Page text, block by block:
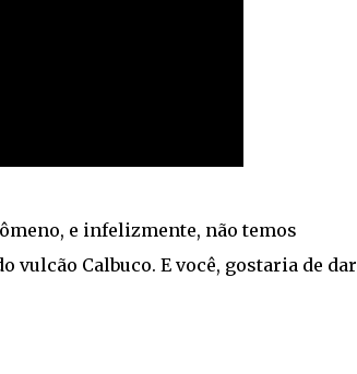
e infelizmente, não temos
vulcão Calbuco. E você, gostaria de dar